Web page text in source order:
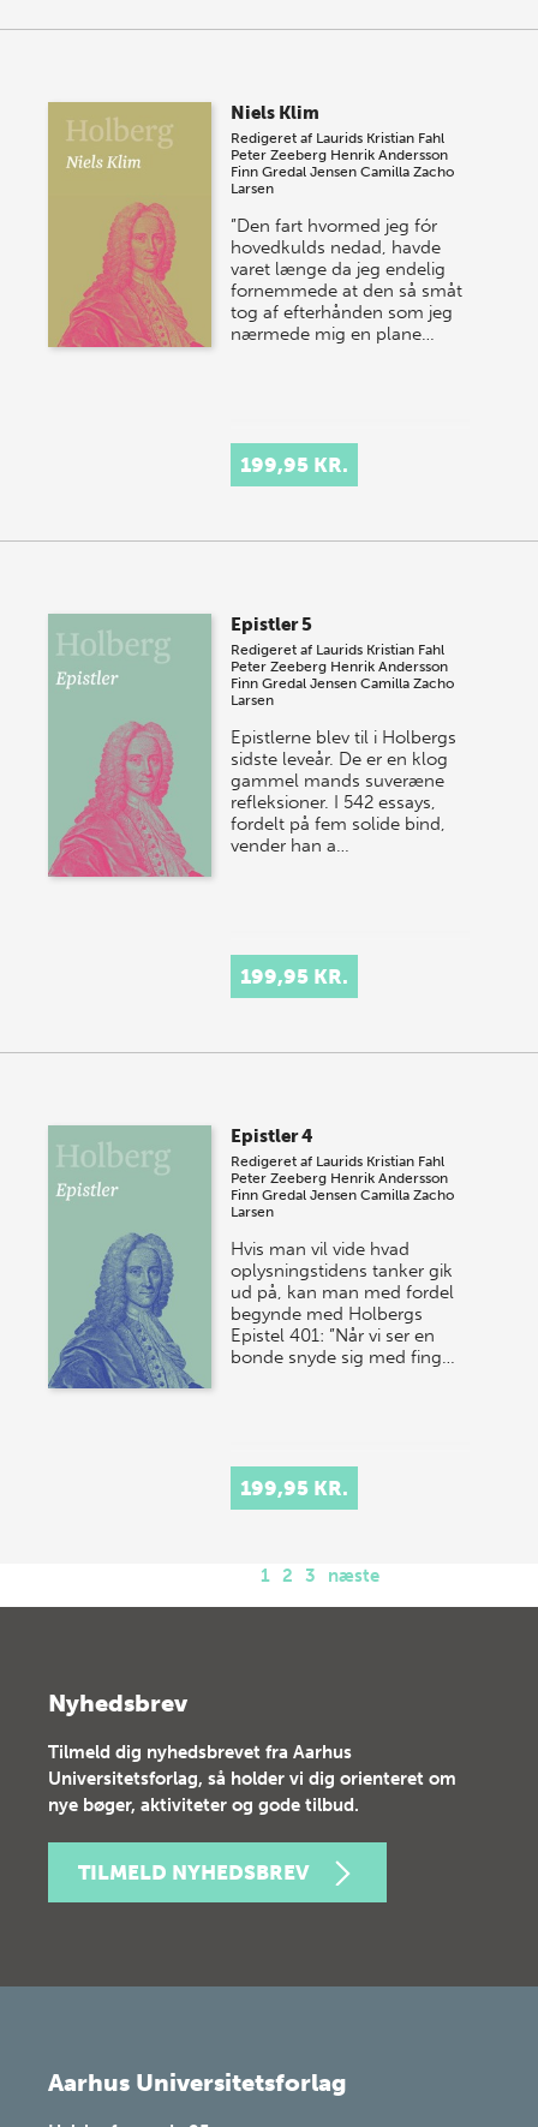
Niels Klim
Redigeret af Laurids Kristian Fahl
Peter Zeeberg Henrik Andersson
Finn Gredal Jensen Camilla Zacho
Larsen
”Den fart hvormed jeg fór
hovedkulds nedad, havde
varet længe da jeg endelig
fornemmede at den så småt
tog af efterhånden som jeg
nærmede mig en plane…
199,95 KR.
Epistler 5
Redigeret af Laurids Kristian Fahl
Peter Zeeberg Henrik Andersson
Finn Gredal Jensen Camilla Zacho
Larsen
Epistlerne blev til i Holbergs
sidste leveår. De er en klog
gammel mands suveræne
refleksioner. I 542 essays,
fordelt på fem solide bind,
vender han a…
199,95 KR.
Epistler 4
Redigeret af Laurids Kristian Fahl
Peter Zeeberg Henrik Andersson
Finn Gredal Jensen Camilla Zacho
Larsen
Hvis man vil vide hvad
oplysningstidens tanker gik
ud på, kan man med fordel
begynde med Holbergs
Epistel 401: ”Når vi ser en
bonde snyde sig med fing…
199,95 KR.
1 2 3 næste
Nyhedsbrev
Tilmeld dig nyhedsbrevet fra Aarhus
Universitetsforlag, så holder vi dig orienteret om
nye bøger, aktiviteter og gode tilbud.
TILMELD NYHEDSBREV
Aarhus Universitetsforlag